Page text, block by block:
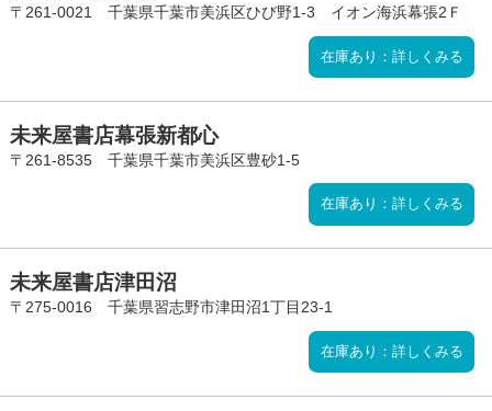
〒261-0021 千葉県千葉市美浜区ひび野1-3 イオン海浜幕張2Ｆ
在庫あり：詳しくみる
未来屋書店幕張新都心
〒261-8535 千葉県千葉市美浜区豊砂1-5
在庫あり：詳しくみる
未来屋書店津田沼
〒275-0016 千葉県習志野市津田沼1丁目23-1
在庫あり：詳しくみる